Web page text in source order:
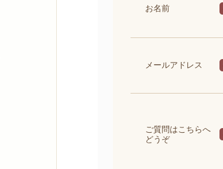
お名前
メールアドレス
ご質問はこちらへ
どうぞ